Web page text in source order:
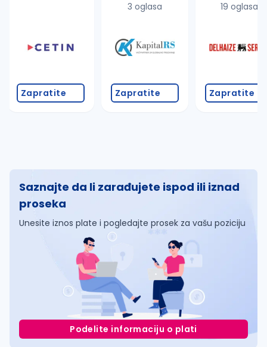
Zapratite
3 oglasa
Zapratite
19 oglasa
Zapratite
Saznajte da li zarađujete ispod ili iznad
proseka
Unesite iznos plate i pogledajte prosek za vašu poziciju
Podelite informaciju o plati